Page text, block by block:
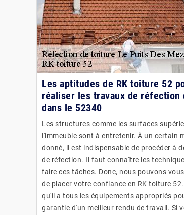
Les aptitudes de RK toiture 52
réaliser les travaux de réfection
dans le 52340
Les structures comme les surfaces
l'immeuble sont à entretenir. À un certain
donné, il est indispensable de procéder à
de réfection. Il faut connaître les
faire ces tâches. Donc, nous pouvons
de placer votre confiance en RK toiture
qu'il a tous les équipements appropriés
garantie d'un meilleur rendu de travail. Si